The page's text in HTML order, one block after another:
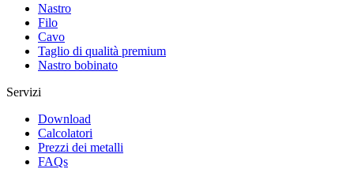
Nastro
Filo
Cavo
Taglio di qualità premium
Nastro bobinato
Servizi
Download
Calcolatori
Prezzi dei metalli
FAQs